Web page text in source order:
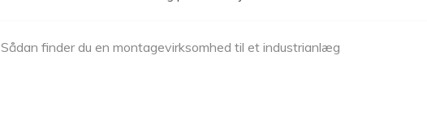
Sådan finder du en montagevirksomhed til et industrianlæg